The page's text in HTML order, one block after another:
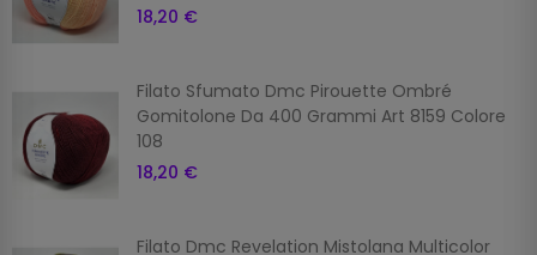
18,20 €
Filato Sfumato Dmc Pirouette Ombré
Gomitolone Da 400 Grammi Art 8159 Colore
108
18,20 €
Filato Dmc Revelation Mistolana Multicolor